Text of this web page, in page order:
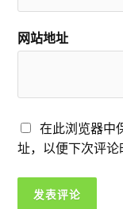
网站地址
在此浏览器中
址，以便下次评论